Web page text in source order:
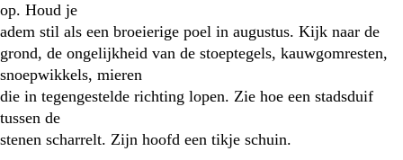
op. Houd je
adem stil als een broeierige poel in augustus. Kijk naar de
grond, de ongelijkheid van de stoeptegels, kauwgomresten,
snoepwikkels, mieren
die in tegengestelde richting lopen. Zie hoe een stadsduif
tussen de
stenen scharrelt. Zijn hoofd een tikje schuin.